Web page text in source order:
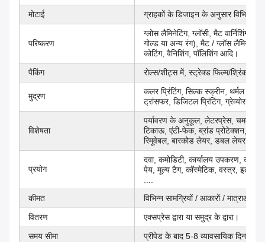
मोटाई
ग्राहकों के डिजाइन के अनुसार विभिन्न
परिष्करण
ग्लोस लैमिनेटिंग, ग्लॉसी, मैट वार्निशिंग,
गोल्ड या अन्य रंग), मैट / ग्लॉस लैमिनेटिंग,
कोटिंग, वैनिशिंग, पॉलिशिंग आदि।
पैकिंग
रोल्स/शीट्स में, स्ट्रेक्ड फिल्म/श्रिंक रैप,
मुद्रण
कलर प्रिंटिंग, सिल्क स्क्रीन, थर्मल
ट्रांसफर, डिजिटल प्रिंटिंग, ग्रेव्योर
विशेषता
पर्यावरण के अनुकूल, लेटरप्रेस, चमकदार
टिकाऊ, एंटी-फेक, ब्रांड प्रोटेक्शन,
रिमूवेबल, बारकोड लेयर, डबल लेयर
प्रयोग
दवा, कमोडिटी, कार्यालय उपकरण,
पेय, मूल्य टैग, कॉस्मेटिक, वस्त्र,
....
कीमत
विभिन्न सामग्रियों / आकारों / मात्राओं /
वितरण
एक्सप्रेस द्वारा या समुद्र के द्वारा।
समय सीमा
प्रीपेड के बाद 5-8 व्यावसायिक दिन।